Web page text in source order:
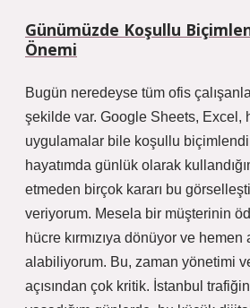
Günümüzde Koşullu
Önemi
Bugün neredeyse tüm ofis
şekilde var. Google Sheets, Excel,
uygulamalar bile koşullu
hayatımda günlük olarak
etmeden birçok kararı bu
veriyorum. Mesela bir müşterinin
hücre kırmızıya dönüyor ve hemen
alabiliyorum. Bu, zaman yönetimi
açısından çok kritik. İstanbul